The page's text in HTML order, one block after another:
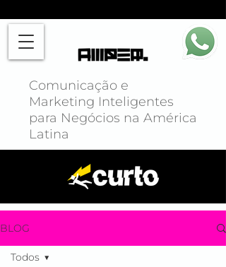
Comunicação e
Marketing Inteligentes
para Negócios na América
Latina
BLOG
Todos